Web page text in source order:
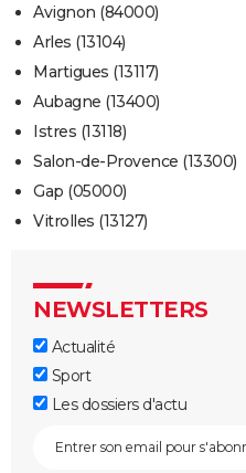
Avignon (84000)
Arles (13104)
Martigues (13117)
Aubagne (13400)
Istres (13118)
Salon-de-Provence (13300)
Gap (05000)
Vitrolles (13127)
NEWSLETTERS
Actualité
Sport
Les dossiers d'actu